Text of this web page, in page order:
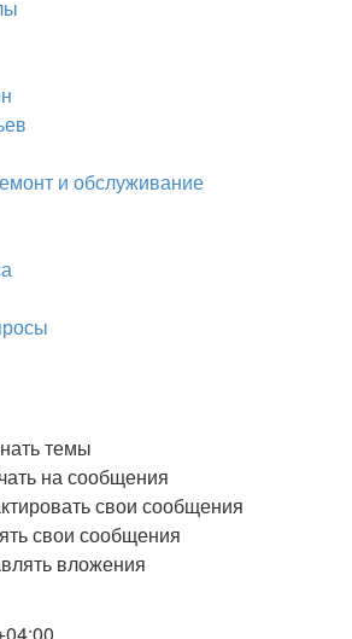
и обслуживание
темы
на сообщения
свои сообщения
свои сообщения
вложения